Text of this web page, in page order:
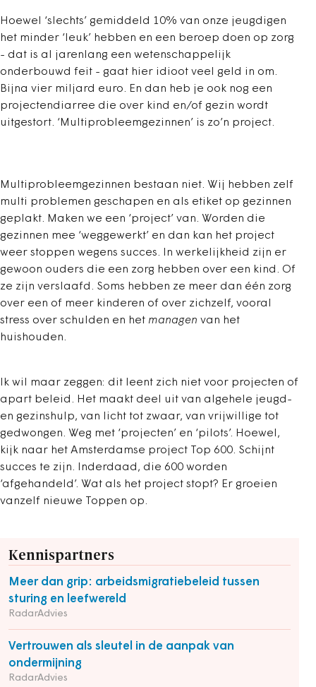
Hoewel ‘slechts’ gemiddeld 10% van onze jeugdigen
het minder ‘leuk’ hebben en een beroep doen op zorg
- dat is al jarenlang een wetenschappelijk
onderbouwd feit - gaat hier idioot veel geld in om.
Bijna vier miljard euro. En dan heb je ook nog een
projectendiarree die over kind en/of gezin wordt
uitgestort. ‘Multiprobleemgezinnen’ is zo’n project.
Multiprobleemgezinnen bestaan niet. Wij hebben zelf
multi problemen geschapen en als etiket op gezinnen
geplakt. Maken we een ‘project’ van. Worden die
gezinnen mee ‘weggewerkt’ en dan kan het project
weer stoppen wegens succes. In werkelijkheid zijn er
gewoon ouders die een zorg hebben over een kind. Of
ze zijn verslaafd. Soms hebben ze meer dan één zorg
over een of meer kinderen of over zichzelf, vooral
stress over schulden en het managen van het
huishouden.
Ik wil maar zeggen: dit leent zich niet voor projecten of
apart beleid. Het maakt deel uit van algehele jeugd-
en gezinshulp, van licht tot zwaar, van vrijwillige tot
gedwongen. Weg met ‘projecten’ en ‘pilots’. Hoewel,
kijk naar het Amsterdamse project Top 600. Schijnt
succes te zijn. Inderdaad, die 600 worden
‘afgehandeld’. Wat als het project stopt? Er groeien
vanzelf nieuwe Toppen op.
Kennispartners
Meer dan grip: arbeidsmigratiebeleid tussen
sturing en leefwereld
RadarAdvies
Vertrouwen als sleutel in de aanpak van
ondermijning
RadarAdvies